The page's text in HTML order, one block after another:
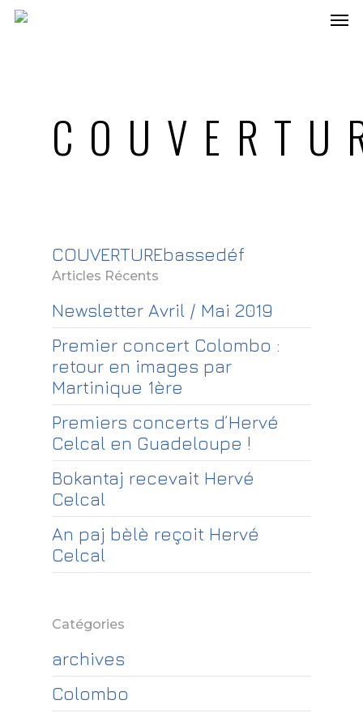
COUVERTUREbassedéf
Articles Récents
Newsletter Avril / Mai 2019
Premier concert Colombo :
retour en images par
Martinique 1ère
Premiers concerts d’Hervé
Celcal en Guadeloupe !
Bokantaj recevait Hervé
Celcal
An paj bèlè reçoit Hervé
Celcal
Catégories
archives
Colombo